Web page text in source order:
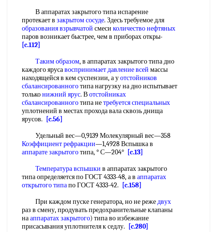
В аппаратах закрытого типа испарение
протекает в закрытом сосуде. Здесь требуемое для
образования взрывчатой смеси количество нефтяных
паров возникает быстрее, чем в приборах откры-
[c.112]
Таким образом, в аппаратах закрытого типа дно
каждого ярусавоспринимает давлениевсей массы
находящейся в кем суспензии, а уотстойников
сбалансированноготипа нагрузку на дно испытывает
тольконижний ярус. Вотстойниках
сбалансированноготипа нетребуется специальных
уплотнений в местах прохода вала сквозь днища
ярусов.
[c.56]
Удельный вес—0,9139 Молекулярный вес—358
Коэффициент рефракции—1,4928 Вспышка в
аппарате закрытоготипа, ° С—204° [c.13]
Температура вспышки в аппаратах закрытого
типа определяется по ГОСТ 4333-48, а в аппаратах
открытого типапо ГОСТ 4333-42.
[c.158]
При каждом пуске генератора, но не режедвух
раз в смену, продувать предохранительные клапаны
нааппаратах закрытого) типа во избежание
присасывания уплотнителя к седлу.
[c.280]